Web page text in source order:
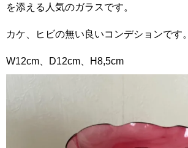
を添える人気のガラスです。
カケ、ヒビの無い良いコンデションです。
W12cm、D12cm、H8,5cm